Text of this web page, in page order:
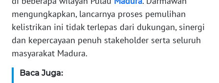
mengungkapkan, lancarnya proses pemulihan
kelistrikan ini tidak terlepas dari dukungan, sinergi
dan kepercayaan penuh stakeholder serta seluruh
masyarakat Madura.
Baca Juga:
WN
RIAU
WN
SERAMBI
WN